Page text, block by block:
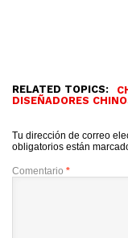
RELATED TOPICS:
DISEÑADORES
Tu dirección de correo
obligatorios están
Comentario *